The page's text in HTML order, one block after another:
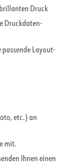
Druck
Druckdaten-
passende Layout-
etc.) an
mit.
Ihnen einen